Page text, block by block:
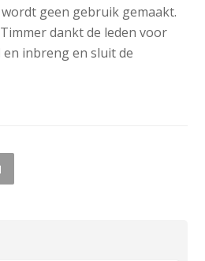
geen gebruik gemaakt.
dankt de leden voor
inbreng en sluit de